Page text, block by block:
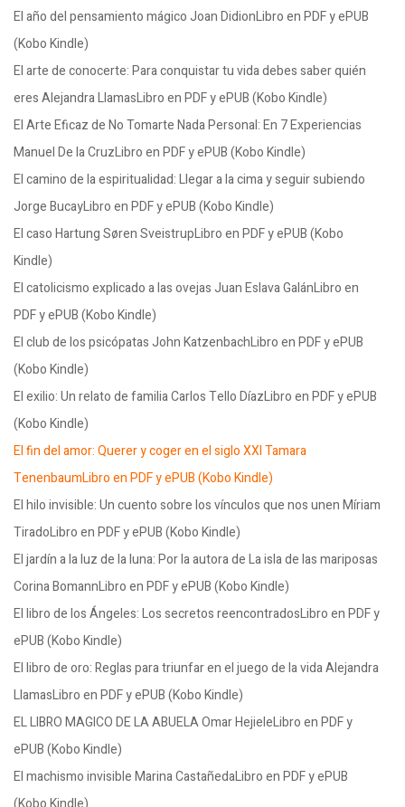
El año del pensamiento mágico Joan DidionLibro en PDF y ePUB
(Kobo Kindle)
El arte de conocerte: Para conquistar tu vida debes saber quién
eres Alejandra LlamasLibro en PDF y ePUB (Kobo Kindle)
El Arte Eficaz de No Tomarte Nada Personal: En 7 Experiencias
Manuel De la CruzLibro en PDF y ePUB (Kobo Kindle)
El camino de la espiritualidad: Llegar a la cima y seguir subiendo
Jorge BucayLibro en PDF y ePUB (Kobo Kindle)
El caso Hartung Søren SveistrupLibro en PDF y ePUB (Kobo
Kindle)
El catolicismo explicado a las ovejas Juan Eslava GalánLibro en
PDF y ePUB (Kobo Kindle)
El club de los psicópatas John KatzenbachLibro en PDF y ePUB
(Kobo Kindle)
El exilio: Un relato de familia Carlos Tello DíazLibro en PDF y ePUB
(Kobo Kindle)
El fin del amor: Querer y coger en el siglo XXI Tamara
TenenbaumLibro en PDF y ePUB (Kobo Kindle)
El hilo invisible: Un cuento sobre los vínculos que nos unen Míriam
TiradoLibro en PDF y ePUB (Kobo Kindle)
El jardín a la luz de la luna: Por la autora de La isla de las mariposas
Corina BomannLibro en PDF y ePUB (Kobo Kindle)
El libro de los Ángeles: Los secretos reencontradosLibro en PDF y
ePUB (Kobo Kindle)
El libro de oro: Reglas para triunfar en el juego de la vida Alejandra
LlamasLibro en PDF y ePUB (Kobo Kindle)
EL LIBRO MAGICO DE LA ABUELA Omar HejieleLibro en PDF y
ePUB (Kobo Kindle)
El machismo invisible Marina CastañedaLibro en PDF y ePUB